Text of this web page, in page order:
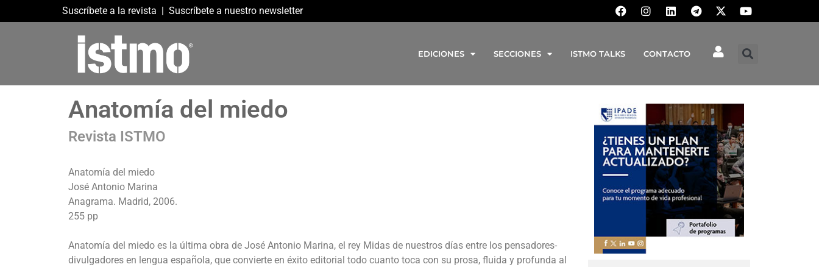
Suscríbete a la revista | Suscríbete a nuestro newsletter
EDICIONES SECCIONES ISTMO TALKS CONTACTO
Anatomía del miedo
Revista ISTMO
Anatomía del miedo
José Antonio Marina
Anagrama. Madrid, 2006.
255 pp
Anatomía del miedo es la última obra de José Antonio Marina, el rey Midas de nuestros días entre los pensadores-
divulgadores en lengua española, que convierte en éxito editorial todo cuanto toca con su prosa, fluida y profunda al